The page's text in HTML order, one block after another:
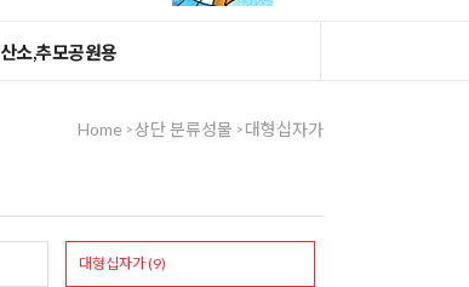
산소,추모공원용
Home >상단 분류성물 > 대형십자가
대형십자가 (9)